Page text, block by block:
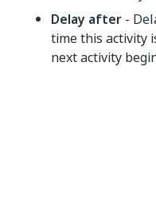
Delay after -
time this activity
next activity